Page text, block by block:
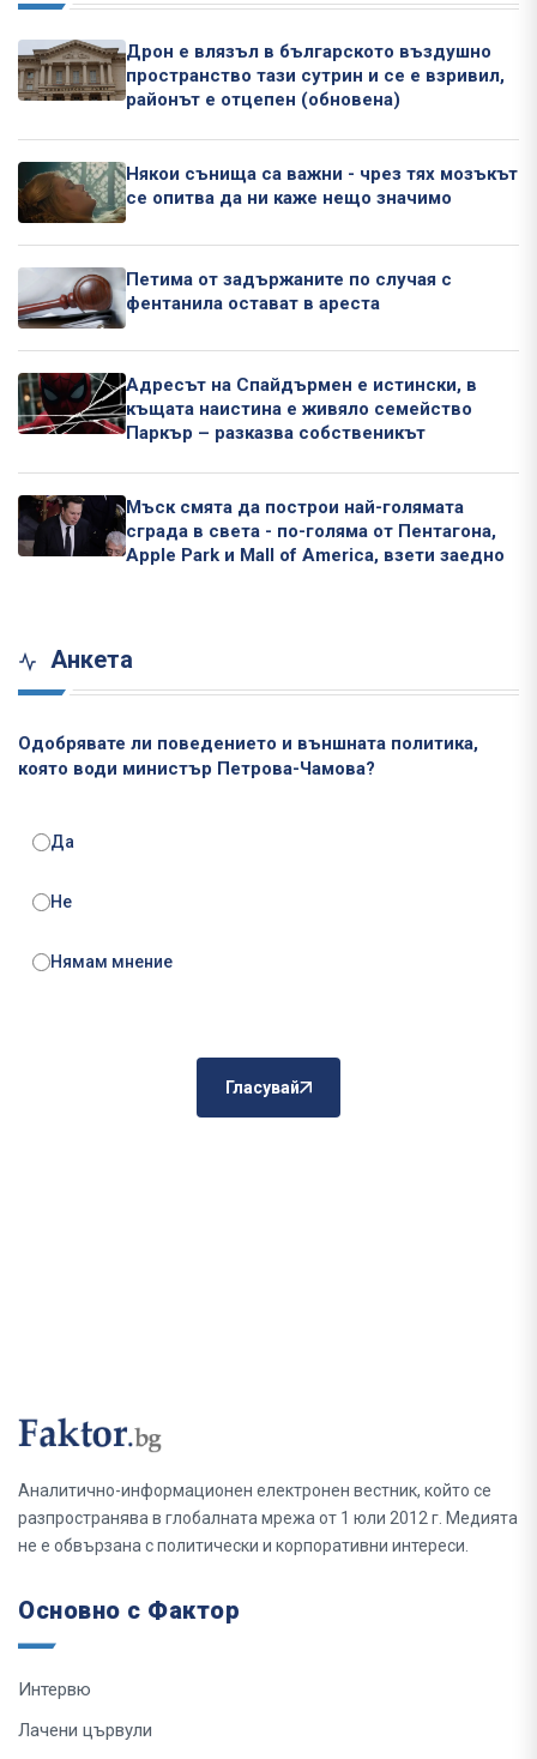
Дрон е влязъл в българското въздушно
пространство тази сутрин и се е взривил,
районът е отцепен (обновена)
Някои сънища са важни - чрез тях мозъкът
се опитва да ни каже нещо значимо
Петима от задържаните по случая с
фентанила остават в ареста
Адресът на Спайдърмен е истински, в
къщата наистина е живяло семейство
Паркър – разказва собственикът
Мъск смята да построи най-голямата
сграда в света - по-голяма от Пентагона,
Apple Park и Mall of America, взети заедно
Анкета
Одобрявате ли поведението и външната политика,
която води министър Петрова-Чамова?
Да
Не
Нямам мнение
Гласувай
Аналитично-информационен електронен вестник, който се
разпространява в глобалната мрежа от 1 юли 2012 г. Медията
не е обвързана с политически и корпоративни интереси.
Основно с Фактор
Интервю
Лачени цървули